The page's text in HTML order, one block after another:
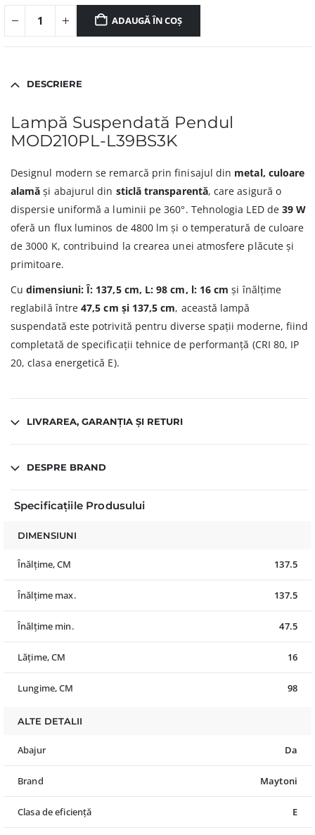
ADAUGĂ ÎN COȘ
DESCRIERE
Lampă Suspendată Pendul
MOD210PL-L39BS3K
Designul modern se remarcă prin finisajul din metal, culoare
alamă și abajurul din sticlă transparentă, care asigură o
dispersie uniformă a luminii pe 360°. Tehnologia LED de 39 W
oferă un flux luminos de 4800 lm și o temperatură de culoare
de 3000 K, contribuind la crearea unei atmosfere plăcute și
primitoare.
Cudimensiuni: Î: 137,5 cm, L: 98 cm, l: 16 cm și înălțime
reglabilă între47,5 cm și 137,5 cm, această lampă
suspendată este potrivită pentru diverse spații moderne, fiind
completată de specificații tehnice de performanță (CRI 80, IP
20, clasa energetică E).
LIVRAREA, GARANȚIA ȘI RETURI
DESPRE BRAND
Specificațiile Produsului
DIMENSIUNI
Înălțime, CM 137.5
Înălțime max. 137.5
Înălțime min. 47.5
Lățime, CM 16
Lungime, CM 98
ALTE DETALII
Abajur Da
Brand Maytoni
Clasa de eficiență E